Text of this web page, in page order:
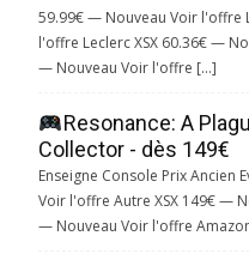
59.99€ — Nouveau Voir l'offre
l'offre Leclerc XSX 60.36€ —
— Nouveau Voir l'offre […]
Resonance: A
Collector - dès 149€
Enseigne Console Prix Ancien
Voir l'offre Autre XSX 149€ —
— Nouveau Voir l'offre